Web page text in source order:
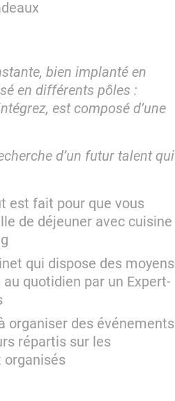
bien implanté en
en différents pôles :
est composé d’une
d’un futur talent qui
est fait pour que vous
de déjeuner avec cuisine
qui dispose des moyens
quotidien par un Expert-
organiser des événements
répartis sur les
organisés